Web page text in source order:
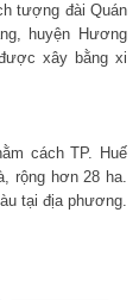
tượng đài Quán
huyện Hương
xây bằng xi
cách TP. Huế
rộng hơn 28 ha.
tại địa phương.